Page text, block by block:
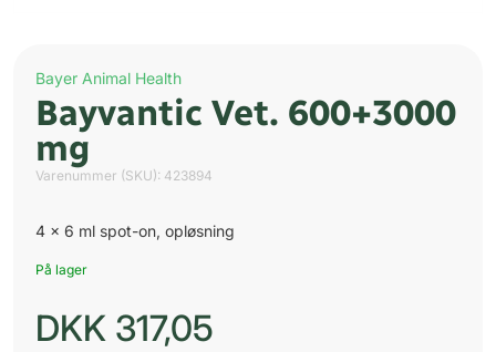
Bayer Animal Health
Bayvantic Vet. 600+3000
mg
Varenummer (SKU): 423894
4 x 6 ml spot-on, opløsning
På lager
DKK 317,05